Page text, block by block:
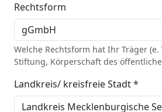
Rechtsform
Welche Rechtsform hat Ihr Träger (e.
Stiftung, Körperschaft des
Landkreis/ kreisfreie Stadt *